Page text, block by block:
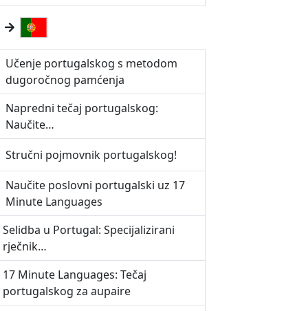
Učenje portugalskog s metodom
dugoročnog pamćenja
Napredni tečaj portugalskog:
Naučite…
Stručni pojmovnik portugalskog!
Naučite poslovni portugalski uz 17
Minute Languages
Selidba u Portugal: Specijalizirani
rječnik…
17 Minute Languages: Tečaj
portugalskog za aupaire